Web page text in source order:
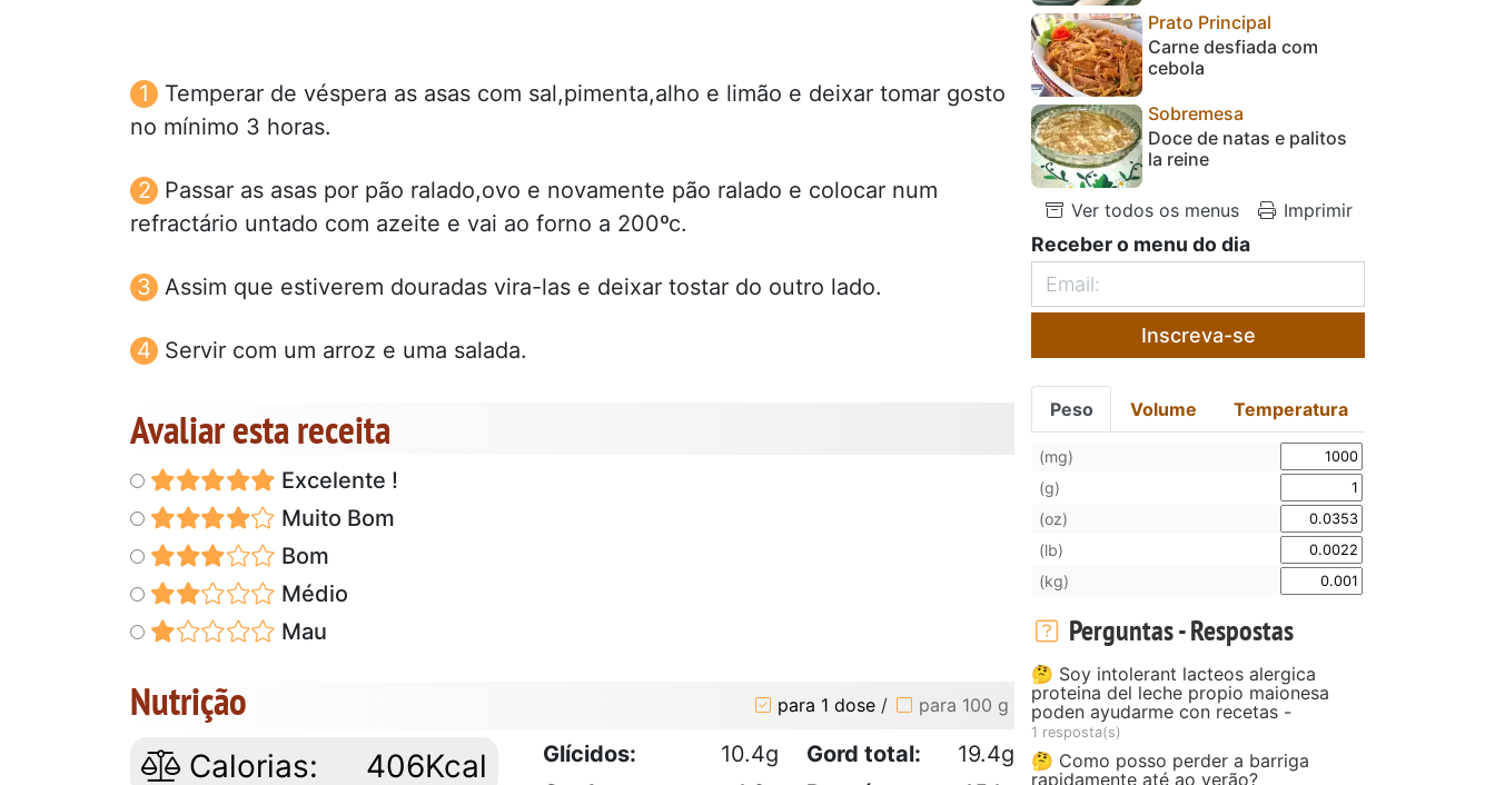
Temperar de véspera as asas com sal,pimenta,alho e limão e deixar tomar gosto
no mínimo 3 horas.
Passar as asas por pão ralado,ovo e novamente pão ralado e colocar num
refractário untado com azeite e vai ao forno a 200ºc.
Assim que estiverem douradas vira-las e deixar tostar do outro lado.
Servir com um arroz e uma salada.
Avaliar esta receita
Excelente !
Muito Bom
Bom
Médio
Mau
Nutrição para 1 dose / para 100 g
Calorias: 406Kcal Glícidos: 10.4g Gord total:
19.4g
Prato Principal
Carne desfiada com
cebola
Sobremesa
Doce de natas e palitos
la reine
Ver todos os menus Imprimir
Receber o menu do dia
Inscreva-se
Peso Volume Temperatura
(mg)
(g)
(oz)
(lb)
(kg)
Perguntas - Respostas
🤔 Soy intolerant lacteos alergica
proteina del leche propio maionesa
poden ayudarme con recetas -
1 resposta(s)
🤔 Como posso perder a barriga
rapidamente até ao verão?